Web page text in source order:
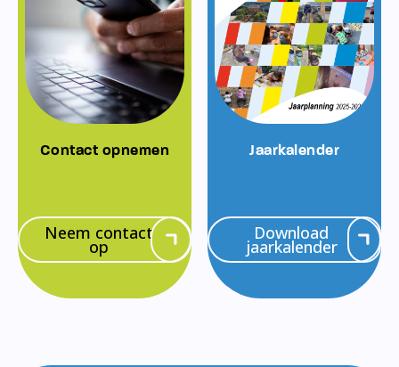
Contact opnemen
Neem contact
op
Jaarkalender
Download
jaarkalender